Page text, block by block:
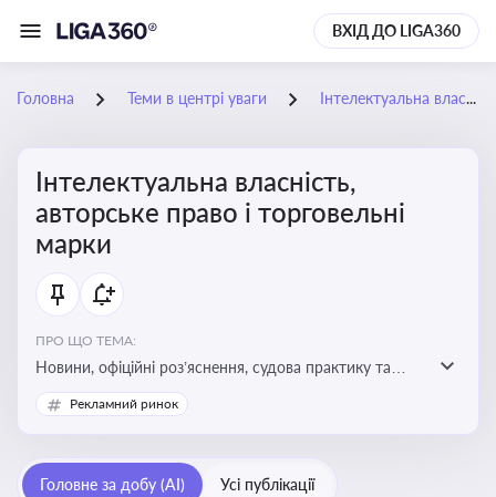
ВХІД ДО LIGA360
Головна Теми в центрі уваги Інтелектуальна власність, авторське право і торговельні марки
Інтелектуальна власність,
авторське право і торговельні
марки
ПРО ЩО ТЕМА:
Новини, офіційні роз’яснення, судова практику та
експертні матеріали, що стосуються авторського
права, реєстрації та захисту торговельних марок,
власності, а також змін у законодавстві у цій сфері
Рекламний ринок
Головне за добу (AI) Усі публікації